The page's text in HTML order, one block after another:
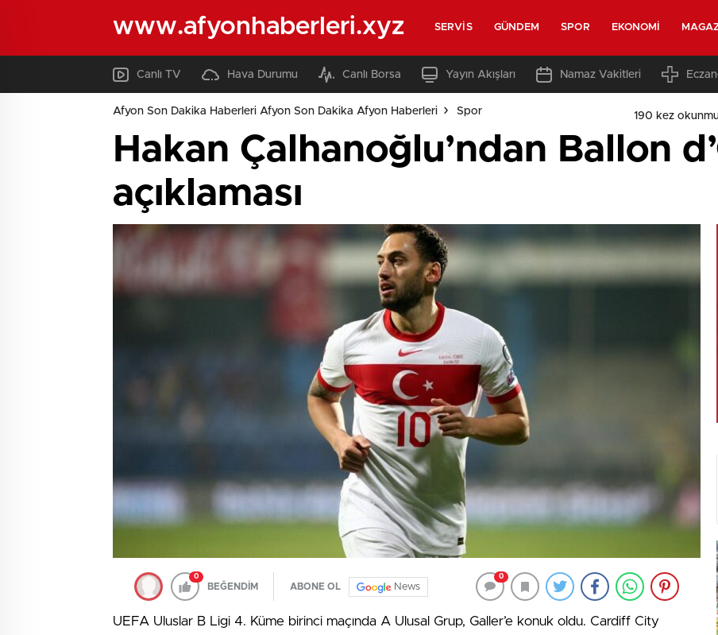
www.afyonhaberleri.xyz SERVIS GÜNDEM SPOR EKONOMI
Canlı TV Hava Durumu Canlı Borsa Yayın Akışları Namaz Vakitleri
Afyon Son Dakika Haberleri Afyon Son Dakika Afyon Haberleri Spor 190 kez
Hakan Çalhanoğlu’ndan Ballon
açıklaması
0
BEĞENDİM ABONE OL News
0
UEFA Uluslar B Ligi 4. Küme birinci maçında A Ulusal Grup, Galler’e konuk oldu. Cardiff City